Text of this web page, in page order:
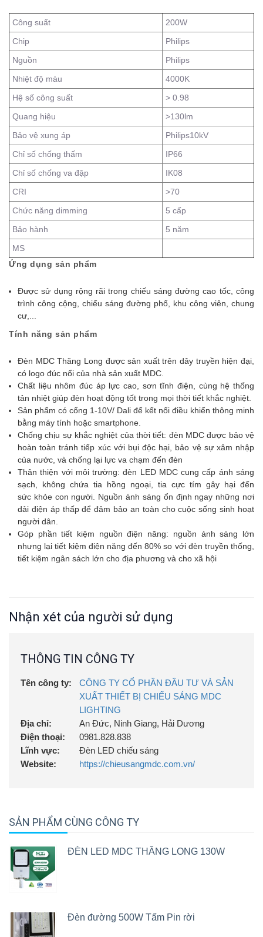
Công suất
200W
Chip
Philips
Nguồn
Philips
Nhiệt độ màu
4000K
Hệ số công suất
> 0.98
Quang hiệu
>130lm
Bảo vệ xung áp
Philips10kV
Chỉ số chống thấm
IP66
Chỉ số chống va đập
IK08
CRI
>70
Chức năng dimming
5 cấp
Bảo hành
5 năm
MS
Ứng dụng sản phẩm
Được sử dụng rộng rãi trong chiếu sáng đường cao tốc, công
trình công cộng, chiếu sáng đường phố, khu công viên, chung
cư,...
Tính năng sản phẩm
Đèn MDC Thăng Long được sản xuất trên dây truyền hiện đại,
có logo đúc nổi của nhà sản xuất MDC.
Chất liệu nhôm đúc áp lực cao, sơn tĩnh điện, cùng hệ thống
tản nhiệt giúp đèn hoạt động tốt trong mọi thời tiết khắc nghiệt.
Sản phẩm có cổng 1-10V/ Dali để kết nối điều khiển thông minh
bằng máy tính hoặc smartphone.
Chống chịu sự khắc nghiệt của thời tiết: đèn MDC được bảo vệ
hoàn toàn tránh tiếp xúc với bụi độc hại, bảo vệ sự xâm nhập
của nước, và chống lại lực va chạm đến đèn
Thân thiện với môi trường: đèn LED MDC cung cấp ánh sáng
sạch, không chứa tia hồng ngoại, tia cực tím gây hại đến
sức khỏe con người. Nguồn ánh sáng ổn định ngay những nơi
dải điện áp thấp để đảm bảo an toàn cho cuộc sống sinh hoạt
người dân.
Góp phần tiết kiệm nguồn điện năng: nguồn ánh sáng lớn
nhưng lại tiết kiệm điện năng đến 80% so với đèn truyền thống,
tiết kiệm ngân sách lớn cho địa phương và cho xã hội
Nhận xét của người sử dụng
THÔNG TIN CÔNG TY
Tên công ty:
CÔNG TY CỔ PHẦN ĐẦU TƯ VÀ SẢN
XUẤT THIẾT BỊ CHIẾU SÁNG MDC
LIGHTING
Địa chỉ:
An Đức, Ninh Giang, Hải Dương
Điện thoại:
0981.828.838
Lĩnh vực:
Đèn LED chiếu sáng
Website:
https://chieusangmdc.com.vn/
SẢN PHẨM CÙNG CÔNG TY
ĐÈN LED MDC THĂNG LONG 130W
Đèn đường 500W Tấm Pin rời